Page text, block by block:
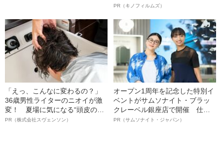
ルインタビュー“観客を魅了した
語る”《日本興収70億円突破》
PR（キノフィルムズ）
「えっ、こんなに変わるの？」
36歳男性ライターのニオイが激
変！ 夏場に気になる“頭皮のニ
オイ”や“ベタつき”を解消す
PR（株式会社スヴェンソン）
オープン1周年を記念した特別イ
ベントがサムソナイト・ブラッ
クレーベル銀座店で開催 仕事
も人生も自分らしく～笑顔あふ
PR（サムソナイト・ジャパン）